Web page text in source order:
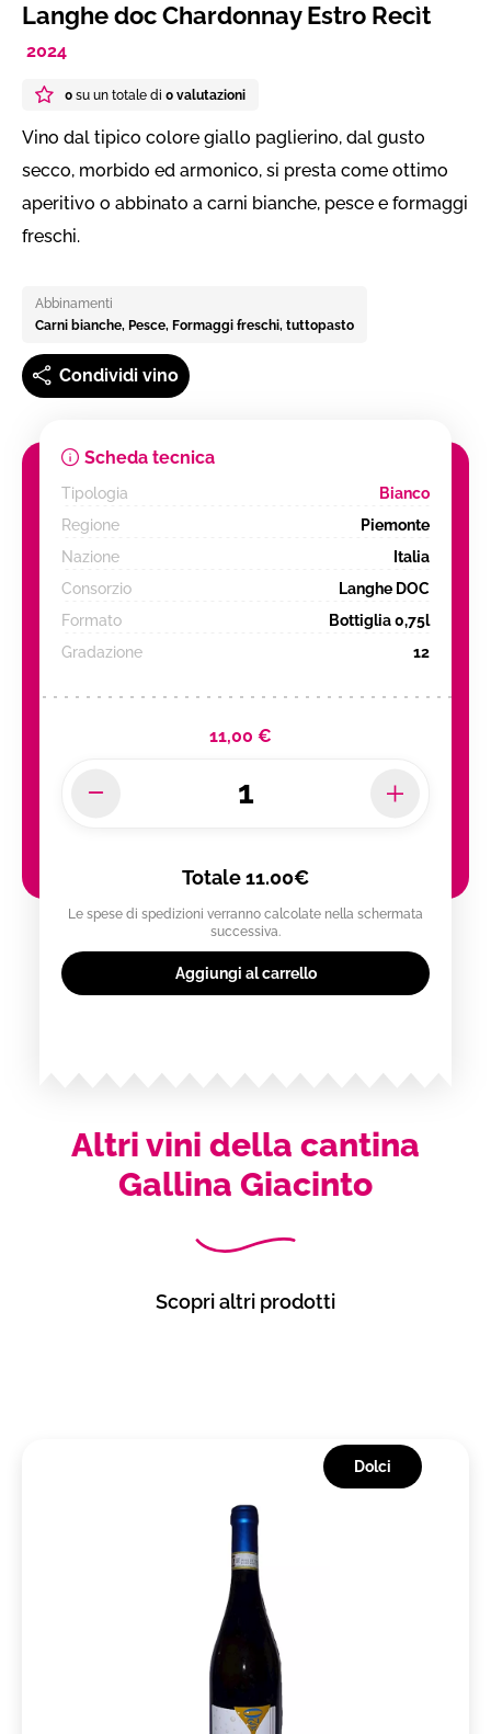
Langhe doc Chardonnay Estro Recìt
2024
0 su un totale di 0 valutazioni
Vino dal tipico colore giallo paglierino, dal gusto
secco, morbido ed armonico, si presta come ottimo
aperitivo o abbinato a carni bianche, pesce e formaggi
freschi.
Abbinamenti
Carni bianche, Pesce, Formaggi freschi, tuttopasto
Condividi vino
Scheda tecnica
Tipologia
Bianco
Regione
Piemonte
Nazione
Italia
Consorzio
Langhe DOC
Formato
Bottiglia 0,75l
Gradazione
12
11,00 €
Totale11.00€
Le spese di spedizioni verranno calcolate nella schermata
successiva.
Aggiungi al carrello
Altri vini della cantina
Gallina Giacinto
Scopri altri prodotti
Dolci